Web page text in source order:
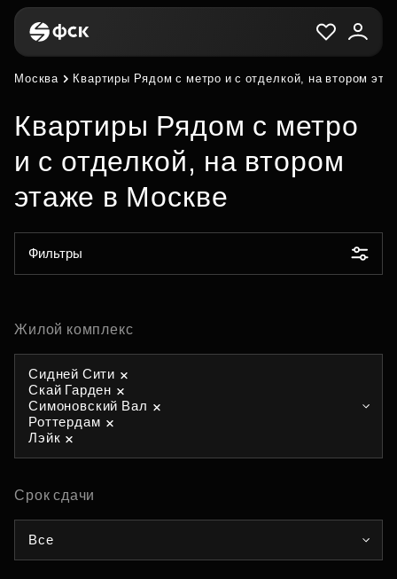
Москва Квартиры Рядом с метро и с отделкой, на втором
Квартиры Рядом с метро
и с отделкой, на втором
этаже в Москве
Фильтры
Жилой комплекс
Сидней Сити
Скай Гарден
Симоновский Вал
Роттердам
Лэйк
Срок сдачи
Все